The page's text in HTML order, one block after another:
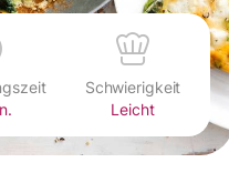
Schwierigkeit
Leicht